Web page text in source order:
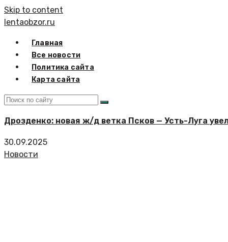
Skip to content
lentaobzor.ru
Главная
Все новости
Политика сайта
Карта сайта
Дрозденко: новая ж/д ветка Псков — Усть-Луга
30.09.2025
Новости